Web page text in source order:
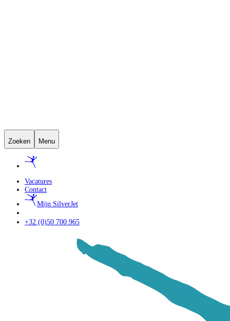
Zoeken Menu
Vacatures
Contact
Mijn SilverJet
+32 (0)50 700 965